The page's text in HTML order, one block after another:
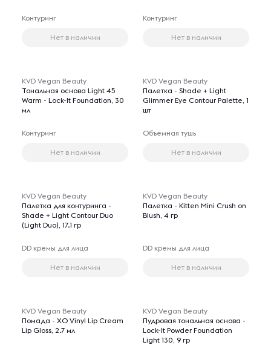
Контуринг
Нет в наличии
Контуринг
Нет в наличии
KVD Vegan Beauty
Тональная основа Light 45
Warm - Lock-It Foundation, 30
мл
Контуринг
Нет в наличии
KVD Vegan Beauty
Палетка - Shade + Light
Glimmer Eye Contour Palette, 1
шт
Объемная тушь
Нет в наличии
KVD Vegan Beauty
Палетка для контуринга -
Shade + Light Contour Duo
(Light Duo), 17.1 гр
DD кремы для лица
Нет в наличии
KVD Vegan Beauty
Палетка - Kitten Mini Crush on
Blush, 4 гр
DD кремы для лица
Нет в наличии
KVD Vegan Beauty
Помада - XO Vinyl Lip Cream
Lip Gloss, 2.7 мл
KVD Vegan Beauty
Пудровая тональная основа -
Lock-It Powder Foundation
Light 130, 9 гр